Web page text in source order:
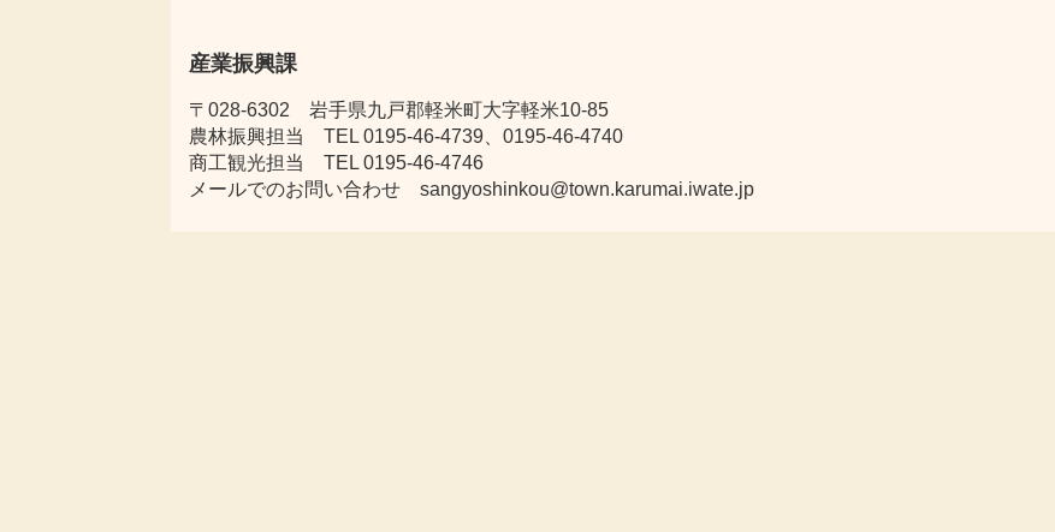
産業振興課
〒028-6302 岩手県九戸郡軽米町大字軽米10-85
農林振興担当 TEL 0195-46-4739、0195-46-4740
商工観光担当 TEL 0195-46-4746
メールでのお問い合わせ sangyoshinkou@town.karumai.iwate.jp